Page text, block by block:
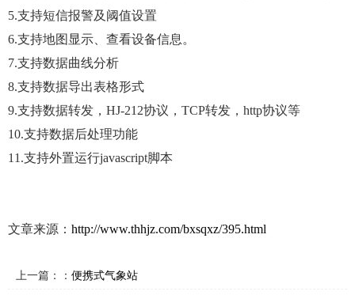
5.支持短信报警及阈值设置
6.支持地图显示、查看设备信息。
7.支持数据曲线分析
8.支持数据导出表格形式
9.支持数据转发，HJ-212协议，TCP转发，http协议等
10.支持数据后处理功能
11.支持外置运行javascript脚本
文章来源： http://www.thhjz.com/bxsqxz/395.html
上一篇：： 便携式气象站